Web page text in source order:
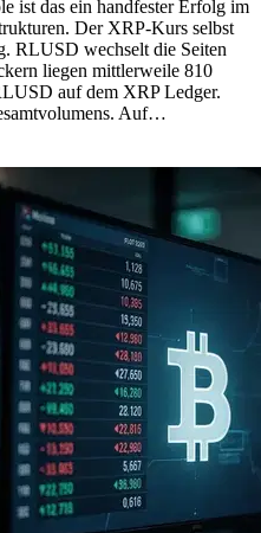
ist das ein handfester Erfolg im
Der XRP-Kurs selbst
RLUSD wechselt die Seiten
liegen mittlerweile 810
auf dem XRP Ledger.
Auf…